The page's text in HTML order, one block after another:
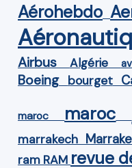
Aérohebdo
Airbus Algérie
Boeing bourget
maroc maroc
marrakech
ram RAM revue